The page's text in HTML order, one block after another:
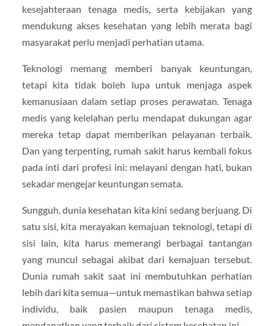
kesejahteraan tenaga medis, serta kebijakan yang
mendukung akses kesehatan yang lebih merata bagi
masyarakat perlu menjadi perhatian utama.
Teknologi memang memberi banyak keuntungan,
tetapi kita tidak boleh lupa untuk menjaga aspek
kemanusiaan dalam setiap proses perawatan. Tenaga
medis yang kelelahan perlu mendapat dukungan agar
mereka tetap dapat memberikan pelayanan terbaik.
Dan yang terpenting, rumah sakit harus kembali fokus
pada inti dari profesi ini: melayani dengan hati, bukan
sekadar mengejar keuntungan semata.
Sungguh, dunia kesehatan kita kini sedang berjuang. Di
satu sisi, kita merayakan kemajuan teknologi, tetapi di
sisi lain, kita harus memerangi berbagai tantangan
yang muncul sebagai akibat dari kemajuan tersebut.
Dunia rumah sakit saat ini membutuhkan perhatian
lebih dari kita semua—untuk memastikan bahwa setiap
individu, baik pasien maupun tenaga medis,